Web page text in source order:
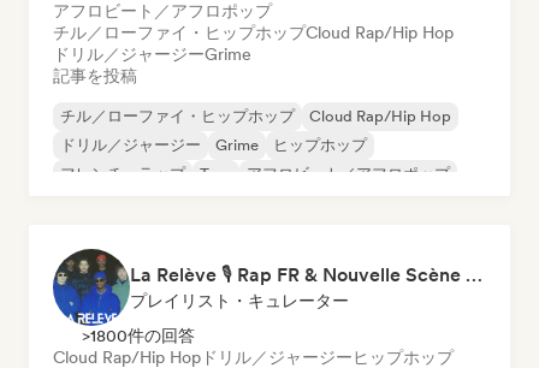
アフロビート／アフロポップ
チル／ローファイ・ヒップホップCloud Rap/Hip Hop
ドリル／ジャージーGrime
記事を投稿
チル／ローファイ・ヒップホップ
Cloud Rap/Hip Hop
ドリル／ジャージー
Grime
ヒップホップ
フレンチ・ラップ
Trap アフロビート／アフロポップ
La Relève 🎙️ Rap FR & Nouvelle Scène Hip-Hop
プレイリスト・キュレーター
>1800件の回答
Cloud Rap/Hip Hop ドリル／ジャージーヒップホップ